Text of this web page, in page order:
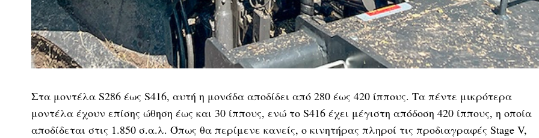
Στα μοντέλα S286 έως S416, αυτή η μονάδα αποδίδει από 280 έως 420 ίππους. Τα πέντε μικρότερα
μοντέλα έχουν επίσης ώθηση έως και 30 ίππους, ενώ το S416 έχει μέγιστη απόδοση 420 ίππους, η οποία
αποδίδεται στις 1.850 σ.α.λ. Όπως θα περίμενε κανείς, ο κινητήρας πληροί τις προδιαγραφές Stage V,